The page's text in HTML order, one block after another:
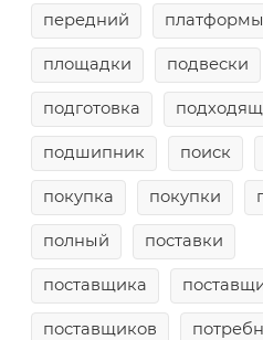
передний платформы
площадки подвески
подготовка
подшипник поиск
покупка покупки
полный поставки
поставщика
поставщиков